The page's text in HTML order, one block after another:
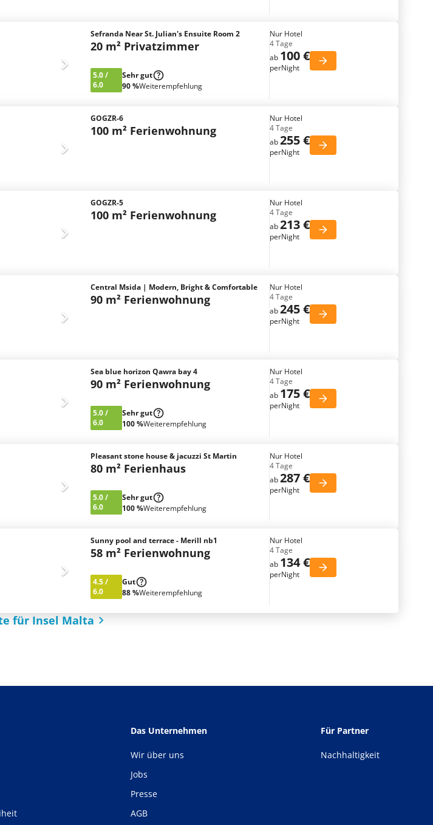
Sefranda Near St. Julian's Ensuite Room 2
20 m² Privatzimmer
5.0/
6.0
Sehr gut
90 %Weiterempfehlung
Nur Hotel
4 Tage
ab 100 €
perNight
GOGZR-6
100 m² Ferienwohnung
Nur Hotel
4 Tage
ab255 €
perNight
GOGZR-5
100 m² Ferienwohnung
Nur Hotel
4 Tage
ab213 €
perNight
Central Msida | Modern, Bright & Comfortable
90 m² Ferienwohnung
Nur Hotel
4 Tage
ab245 €
perNight
Sea blue horizon Qawra bay 4
90 m² Ferienwohnung
5.0/
6.0
Sehr gut
100 %Weiterempfehlung
Nur Hotel
4 Tage
ab 175 €
perNight
Pleasant stone house & jacuzzi St Martin
80 m² Ferienhaus
5.0/
6.0
Sehr gut
100 %Weiterempfehlung
Nur Hotel
4 Tage
ab287 €
perNight
Sunny pool and terrace - Merill nb1
58 m² Ferienwohnung
4.5/
6.0
Gut
88 %Weiterempfehlung
Nur Hotel
4 Tage
ab 134 €
perNight
für Insel Malta
Das Unternehmen
Wir über uns
Jobs
Presse
AGB
Für Partner
Nachhaltigkeit